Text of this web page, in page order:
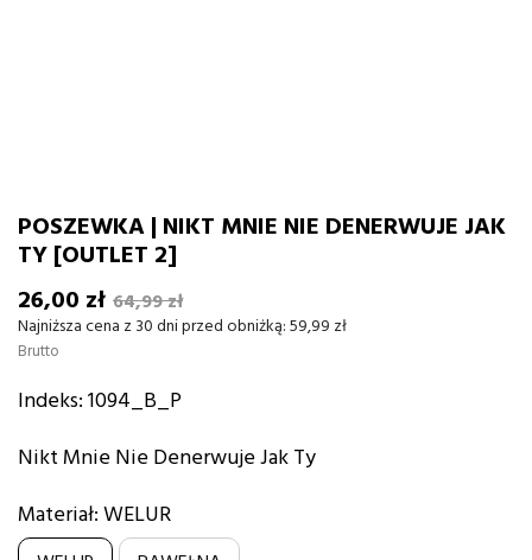
POSZEWKA | NIKT MNIE NIE DENERWUJE JAK
TY [OUTLET 2]
26,00 zł 64,99 zł
Najniższa cena z 30 dni przed obniżką:59,99 zł
Brutto
Indeks:1094_B_P
Nikt Mnie Nie Denerwuje Jak Ty
Materiał: WELUR